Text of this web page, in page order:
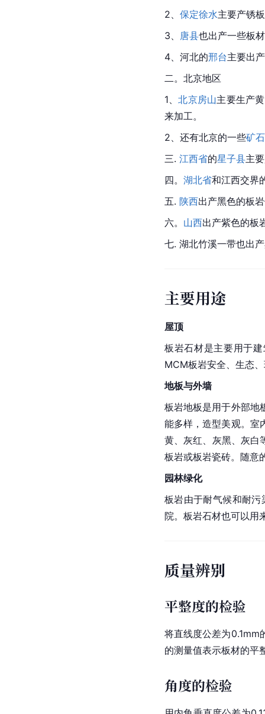
2、 保定徐水主要产锈
3、 唐县也出产一些板
4、河北的邢台主要出产
二。 北京地区
1、北京房山主要生产
来加工。
2、还有北京的一些矿石
三. 江西省的星子县主
四。 湖北省和江西交界
五. 陕西出产黑色的板
六。 山西出产紫色的板
七. 湖北竹溪一带也出
主要用途
屋顶
板岩石材是主要用于
MCM板岩安全、生态
地板与外墙
板岩地板是用于外部地
能多样，造型美观。室
黄、灰红、灰黑、灰白
板岩或板岩瓷砖。随意
园林绿化
板岩由于耐气候和耐
院。板岩石材也可以用
质量辨别
平整度的检验
将直线度公差为0.1mm
的测量值表示板材的平
角度的检验